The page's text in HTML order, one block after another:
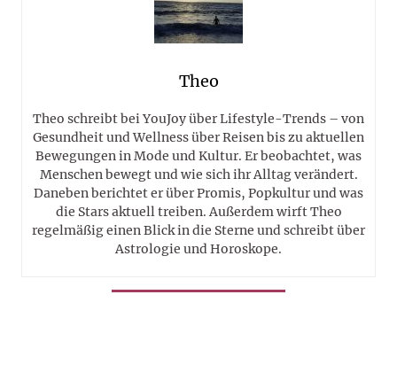
Theo
Theo schreibt bei YouJoy über Lifestyle-Trends – von
Gesundheit und Wellness über Reisen bis zu aktuellen
Bewegungen in Mode und Kultur. Er beobachtet, was
Menschen bewegt und wie sich ihr Alltag verändert.
Daneben berichtet er über Promis, Popkultur und was
die Stars aktuell treiben. Außerdem wirft Theo
regelmäßig einen Blick in die Sterne und schreibt über
Astrologie und Horoskope.